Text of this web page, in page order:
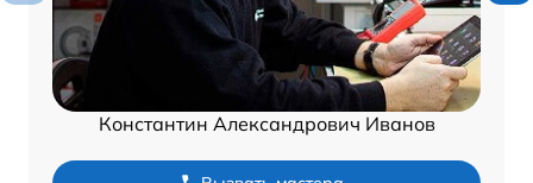
Константин Александрович Иванов